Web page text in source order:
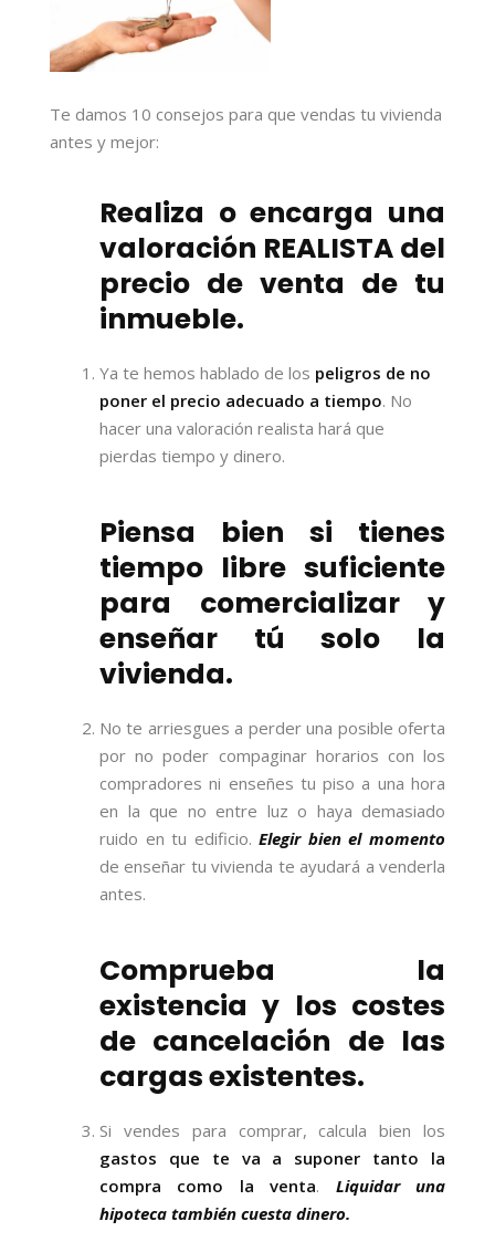
Te damos 10 consejos para que vendas tu vivienda
antes y mejor:
Realiza o encarga una
valoración REALISTA del
precio de venta de tu
inmueble.
Ya te hemos hablado de los peligros de no
poner el precio adecuado a tiempo. No
hacer una valoración realista hará que
pierdas tiempo y dinero.
Piensa bien si tienes
tiempo libre suficiente
para comercializar y
enseñar tú solo la
vivienda.
No te arriesgues a perder una posible oferta
por no poder compaginar horarios con los
compradores ni enseñes tu piso a una hora
en la que no entre luz o haya demasiado
ruido en tu edificio.Elegir bien el momento
de enseñar tu vivienda te ayudará a venderla
antes.
Comprueba la
existencia y los costes
de cancelación de las
cargas existentes.
Si vendes para comprar, calcula bien los
gastos que te va a suponer tanto la
compra como la venta. Liquidar una
hipoteca también cuesta dinero.